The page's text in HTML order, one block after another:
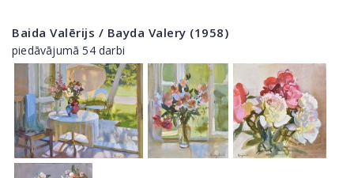
Baida Valērijs / Bayda Valery (1958)
piedāvājumā 54 darbi